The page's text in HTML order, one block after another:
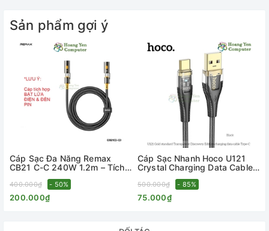
ĐẶC ĐIỂM NỔI BẬT:
+ Cáp sạc trang bị chip cảm biến âm thanh, khi có âm thanh
Sản phẩm gợi ý
Cáp Sạc Đa Năng Remax
CB21 C-C 240W 1.2m – Tích
12 Tháng – Hoàng Yến
Computer
400.000₫ - 50%
200.000₫
Cáp Sạc Nhanh Hoco U121
Crystal Charging Data Cable
BH 1 Năm - Hoàng Yến
Computer
500.000₫ - 85%
75.000₫